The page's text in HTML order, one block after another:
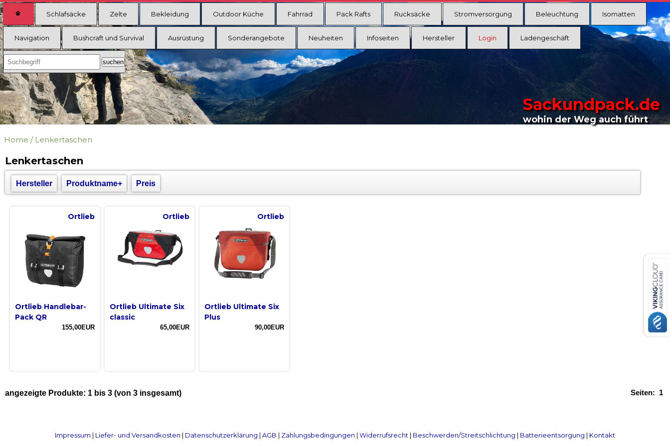
Schlafsäcke Zelte Bekleidung Outdoor Küche Fahrrad Pack Rafts Rucksäcke Stromversorgung Beleuchtung Isomatten
Navigation Bushcraft und Survival Ausrüstung Sonderangebote Neuheiten Infoseiten Hersteller Login Ladengeschäft
Sackundpack.de
wohin der Weg auch führt
Home / Lenkertaschen
Lenkertaschen
Hersteller Produktname+ Preis
Ortlieb
Ortlieb Handlebar-
Pack QR
155,00EUR
Ortlieb
Ortlieb Ultimate Six
classic
65,00EUR
Ortlieb
Ortlieb Ultimate Six
Plus
90,00EUR
Seiten: 1
angezeigte Produkte: 1 bis 3 (von 3 insgesamt)
Impressum | Liefer- und Versandkosten | Datenschutzerklärung | AGB | Zahlungsbedingungen | Widerrufsrecht | Beschwerden/Streitschlichtung | Batterieentsorgung | Kontakt